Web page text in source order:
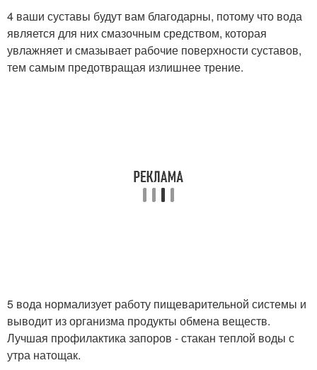
4 ваши суставы будут вам благодарны, потому что вода
является для них смазочным средством, которая
увлажняет и смазывает рабочие поверхности суставов,
тем самым предотвращая излишнее трение.
5 вода нормализует работу пищеварительной системы и
выводит из организма продукты обмена веществ.
Лучшая профилактика запоров - стакан теплой воды с
утра натощак.